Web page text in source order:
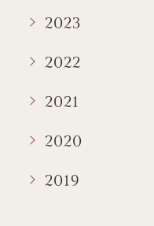
2023
2022
2021
2020
2019